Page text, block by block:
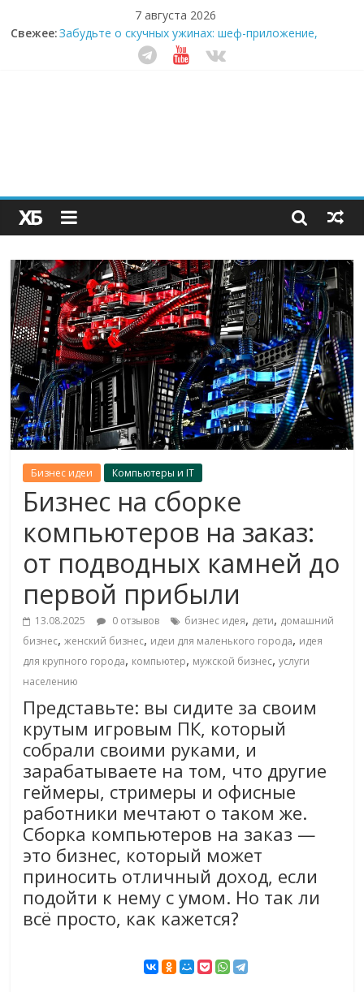
7 августа 2026
Свежее:
Секрет супергидратации: почему кокосовая вода с
пребиотиками становится главным трендом
здорового питания
Как простая наклейка заставляет миллионы людей
не забывать о самом важном креме этим летом
Бизнес идеи Компьютеры и IT
Бизнес на сборке
компьютеров на заказ:
от подводных камней до
первой прибыли
13.08.2025 0 отзывов бизнес идея, дети, домашний
бизнес,женский бизнес, идеи для маленького города, идея
для крупного города, компьютер, мужской бизнес,услуги
населению
Представьте: вы сидите за своим
крутым игровым ПК, который
собрали своими руками, и
зарабатываете на том, что другие
геймеры, стримеры и офисные
работники мечтают о таком же.
Сборка компьютеров на заказ —
это бизнес, который может
приносить отличный доход, если
подойти к нему с умом. Но так ли
всё просто, как кажется?